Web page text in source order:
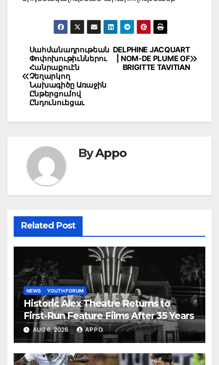
Post
navigation
DELPHINE JACQUART
| NOM-DE PLUME OF
BRIGITTE TAVITIAN
Սահմանադրութեան
Փոփոխութիւններու
Հանրաքուէն
Չեղարկող
Նախագիծը Առաջին
Ընթերցումով
Ընդունուեցաւ
ByAppo
Related Post
NEWS YOUTH FORUM
Historic Alex Theatre Returns to
First-Run Feature Films After 35 Years
AUG 6, 2026 APPO